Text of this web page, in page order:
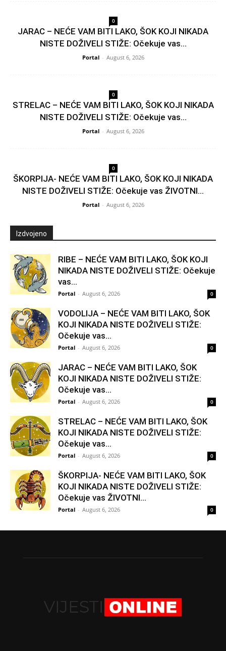
0
JARAC – NEĆE VAM BITI LAKO, ŠOK KOJI NIKADA
NISTE DOŽIVELI STIŽE: Očekuje vas...
Portal - August 6, 2026
0
STRELAC – NEĆE VAM BITI LAKO, ŠOK KOJI NIKADA
NISTE DOŽIVELI STIŽE: Očekuje vas...
Portal - August 6, 2026
0
ŠKORPIJA- NEĆE VAM BITI LAKO, ŠOK KOJI NIKADA
NISTE DOŽIVELI STIŽE: Očekuje vas ŽIVOTNI...
Portal - August 6, 2026
Izdvojeno
RIBE – NEĆE VAM BITI LAKO, ŠOK KOJI
NIKADA NISTE DOŽIVELI STIŽE: Očekuje
vas...
Portal - August 6, 2026 0
VODOLIJA – NEĆE VAM BITI LAKO, ŠOK
KOJI NIKADA NISTE DOŽIVELI STIŽE:
Očekuje vas...
Portal - August 6, 2026 0
JARAC – NEĆE VAM BITI LAKO, ŠOK
KOJI NIKADA NISTE DOŽIVELI STIŽE:
Očekuje vas...
Portal - August 6, 2026 0
STRELAC – NEĆE VAM BITI LAKO, ŠOK
KOJI NIKADA NISTE DOŽIVELI STIŽE:
Očekuje vas...
Portal - August 6, 2026 0
ŠKORPIJA- NEĆE VAM BITI LAKO, ŠOK
KOJI NIKADA NISTE DOŽIVELI STIŽE:
Očekuje vas ŽIVOTNI...
Portal - August 6, 2026 0